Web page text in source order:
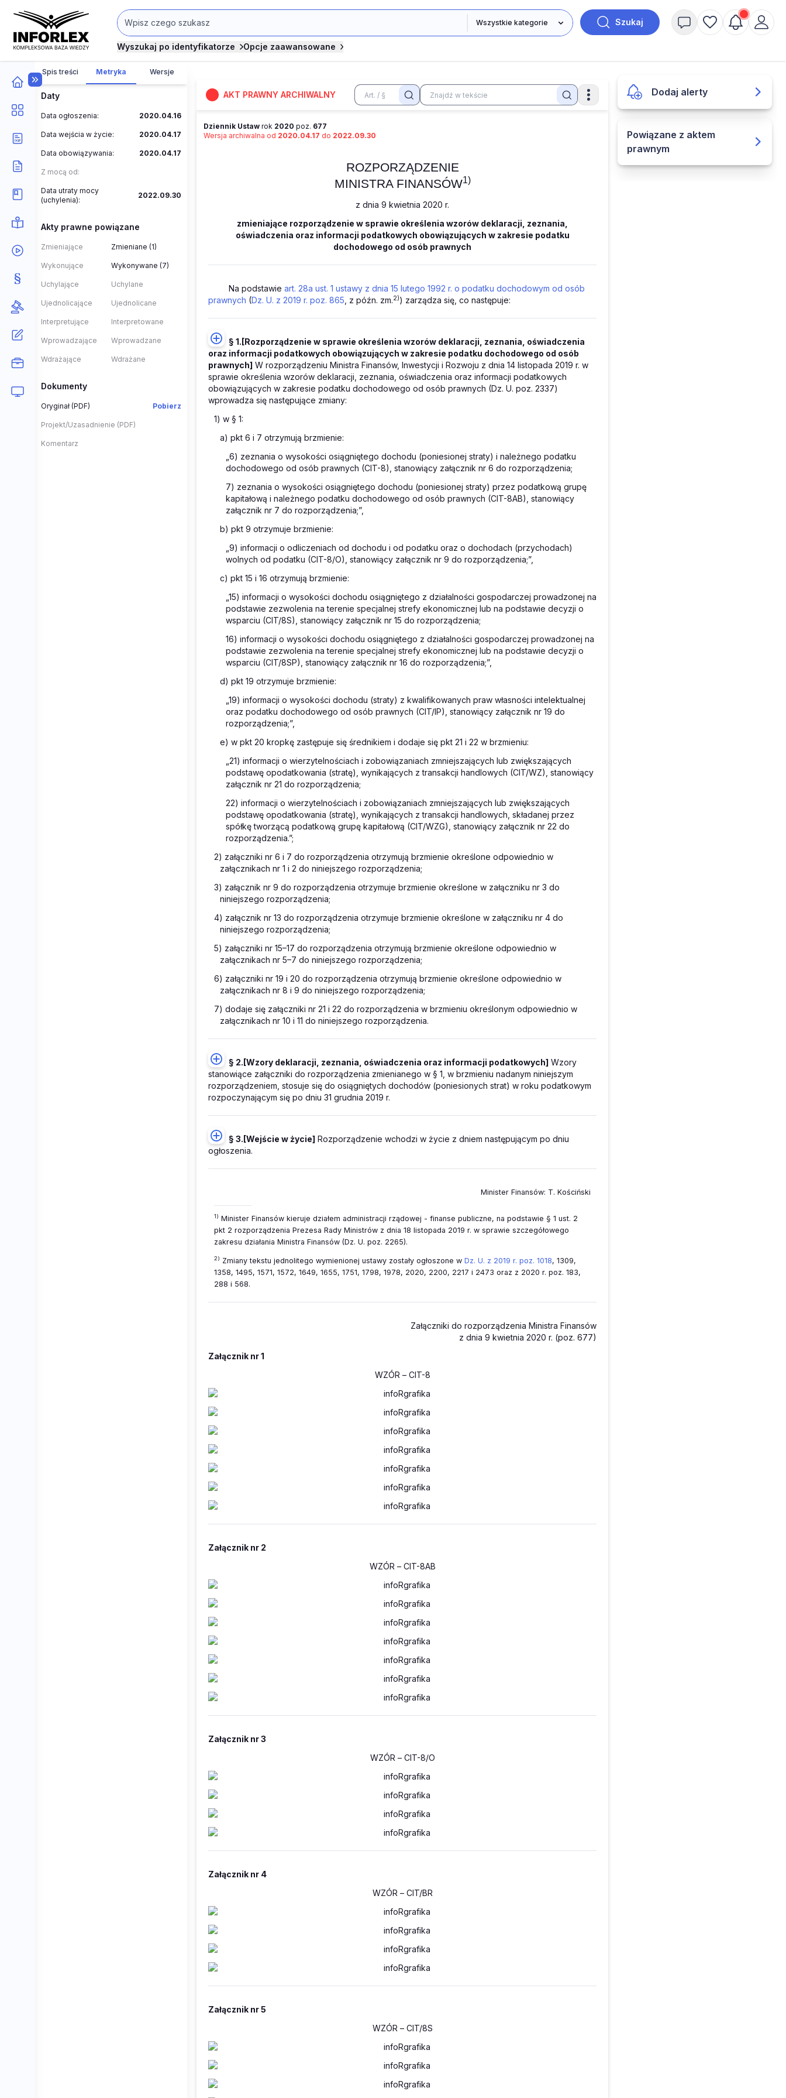
Szukaj
Wyszukaj po identyfikatorze Opcje zaawansowane
Spis treści Metryka Wersje
Daty
Data ogłoszenia: 2020.04.16
Data wejścia w życie: 2020.04.17
Data obowiązywania: 2020.04.17
Z mocą od:
Data utraty mocy
(uchylenia):
2022.09.30
Akty prawne powiązane
Zmieniające Zmieniane (1)
Wykonujące Wykonywane (7)
Uchylające Uchylane
Ujednolicające Ujednolicane
Interpretujące Interpretowane
Wprowadzające Wprowadzane
Wdrażające Wdrażane
Dokumenty
Oryginał (PDF) Pobierz
Projekt/Uzasadnienie (PDF)
Komentarz
AKT PRAWNY ARCHIWALNY
Dziennik Ustaw rok 2020 poz. 677
Wersja archiwalna od 2020.04.17 do 2022.09.30
ROZPORZĄDZENIE
MINISTRA FINANSÓW1)
z dnia 9 kwietnia 2020 r.
zmieniające rozporządzenie w sprawie określenia wzorów deklaracji, zeznania,
oświadczenia oraz informacji podatkowych obowiązujących w zakresie podatku
dochodowego od osób prawnych
Na podstawie art. 28a ust. 1 ustawy z dnia 15 lutego 1992 r. o podatku dochodowym od osób
prawnych (Dz. U. z 2019 r. poz. 865 , z późn. zm.2)) zarządza się, co następuje:
§ 1. [Rozporządzenie w sprawie określenia wzorów deklaracji, zeznania, oświadczenia
oraz informacji podatkowych obowiązujących w zakresie podatku dochodowego od osób
prawnych] W rozporządzeniu Ministra Finansów, Inwestycji i Rozwoju z dnia 14 listopada 2019 r. w
sprawie określenia wzorów deklaracji, zeznania, oświadczenia oraz informacji podatkowych
obowiązujących w zakresie podatku dochodowego od osób prawnych (Dz. U. poz. 2337)
wprowadza się następujące zmiany:
1) w § 1:
a) pkt 6 i 7 otrzymują brzmienie:
„6) zeznania o wysokości osiągniętego dochodu (poniesionej straty) i należnego podatku
dochodowego od osób prawnych (CIT-8), stanowiący załącznik nr 6 do rozporządzenia;
7) zeznania o wysokości osiągniętego dochodu (poniesionej straty) przez podatkową grupę
kapitałową i należnego podatku dochodowego od osób prawnych (CIT-8AB), stanowiący
załącznik nr 7 do rozporządzenia;”,
b) pkt 9 otrzymuje brzmienie:
„9) informacji o odliczeniach od dochodu i od podatku oraz o dochodach (przychodach)
wolnych od podatku (CIT-8/O), stanowiący załącznik nr 9 do rozporządzenia;”,
c) pkt 15 i 16 otrzymują brzmienie:
„15) informacji o wysokości dochodu osiągniętego z działalności gospodarczej prowadzonej na
podstawie zezwolenia na terenie specjalnej strefy ekonomicznej lub na podstawie decyzji o
wsparciu (CIT/8S), stanowiący załącznik nr 15 do rozporządzenia;
16) informacji o wysokości dochodu osiągniętego z działalności gospodarczej prowadzonej na
podstawie zezwolenia na terenie specjalnej strefy ekonomicznej lub na podstawie decyzji o
wsparciu (CIT/8SP), stanowiący załącznik nr 16 do rozporządzenia;”,
d) pkt 19 otrzymuje brzmienie:
„19) informacji o wysokości dochodu (straty) z kwalifikowanych praw własności intelektualnej
oraz podatku dochodowego od osób prawnych (CIT/IP), stanowiący załącznik nr 19 do
rozporządzenia;”,
e) w pkt 20 kropkę zastępuje się średnikiem i dodaje się pkt 21 i 22 w brzmieniu:
„21) informacji o wierzytelnościach i zobowiązaniach zmniejszających lub zwiększających
podstawę opodatkowania (stratę), wynikających z transakcji handlowych (CIT/WZ), stanowiący
załącznik nr 21 do rozporządzenia;
22) informacji o wierzytelnościach i zobowiązaniach zmniejszających lub zwiększających
podstawę opodatkowania (stratę), wynikających z transakcji handlowych, składanej przez
spółkę tworzącą podatkową grupę kapitałową (CIT/WZG), stanowiący załącznik nr 22 do
rozporządzenia.”;
2) załączniki nr 6 i 7 do rozporządzenia otrzymują brzmienie określone odpowiednio w
załącznikach nr 1 i 2 do niniejszego rozporządzenia;
3) załącznik nr 9 do rozporządzenia otrzymuje brzmienie określone w załączniku nr 3 do
niniejszego rozporządzenia;
4) załącznik nr 13 do rozporządzenia otrzymuje brzmienie określone w załączniku nr 4 do
niniejszego rozporządzenia;
5) załączniki nr 15–17 do rozporządzenia otrzymują brzmienie określone odpowiednio w
załącznikach nr 5–7 do niniejszego rozporządzenia;
6) załączniki nr 19 i 20 do rozporządzenia otrzymują brzmienie określone odpowiednio w
załącznikach nr 8 i 9 do niniejszego rozporządzenia;
7) dodaje się załączniki nr 21 i 22 do rozporządzenia w brzmieniu określonym odpowiednio w
załącznikach nr 10 i 11 do niniejszego rozporządzenia.
§ 2. [Wzory deklaracji, zeznania, oświadczenia oraz informacji podatkowych] Wzory
stanowiące załączniki do rozporządzenia zmienianego w § 1, w brzmieniu nadanym niniejszym
rozporządzeniem, stosuje się do osiągniętych dochodów (poniesionych strat) w roku podatkowym
rozpoczynającym się po dniu 31 grudnia 2019 r.
§ 3. [Wejście w życie] Rozporządzenie wchodzi w życie z dniem następującym po dniu
ogłoszenia.
Minister Finansów: T. Kościński
1) Minister Finansów kieruje działem administracji rządowej - finanse publiczne, na podstawie § 1 ust. 2
pkt 2 rozporządzenia Prezesa Rady Ministrów z dnia 18 listopada 2019 r. w sprawie szczegółowego
zakresu działania Ministra Finansów (Dz. U. poz. 2265).
2) Zmiany tekstu jednolitego wymienionej ustawy zostały ogłoszone w Dz. U. z 2019 r. poz. 1018, 1309,
1358, 1495, 1571, 1572, 1649, 1655, 1751, 1798, 1978, 2020, 2200, 2217 i 2473 oraz z 2020 r. poz. 183,
288 i 568.
Załączniki do rozporządzenia Ministra Finansów
z dnia 9 kwietnia 2020 r. (poz. 677)
Załącznik nr 1
WZÓR – CIT-8
Załącznik nr 2
WZÓR – CIT-8AB
Załącznik nr 3
WZÓR – CIT-8/O
Załącznik nr 4
WZÓR – CIT/BR
Załącznik nr 5
WZÓR – CIT/8S
Dodaj alerty
Powiązane z aktem
prawnym